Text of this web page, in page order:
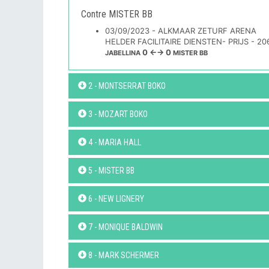
Contre MISTER BB
03/09/2023 - ALKMAAR ZETURF ARENA
HELDER FACILITAIRE DIENSTEN- PRIJS -
JABELLINA 0 ←→ 0 MISTER BB
2 - MONTSERRAT BOKO
3 - MOZART BOKO
4 - MARIA HALL
5 - MISTER BB
6 - NEW LIGNERY
7 - MONIQUE BALDWIN
8 - MARK SCHERMER